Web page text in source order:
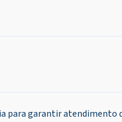
para garantir atendimento